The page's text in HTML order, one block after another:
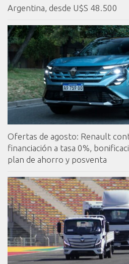
Argentina, desde U$S 48.500
Ofertas de agosto: Renault
financiación a tasa 0%,
plan de ahorro y posventa